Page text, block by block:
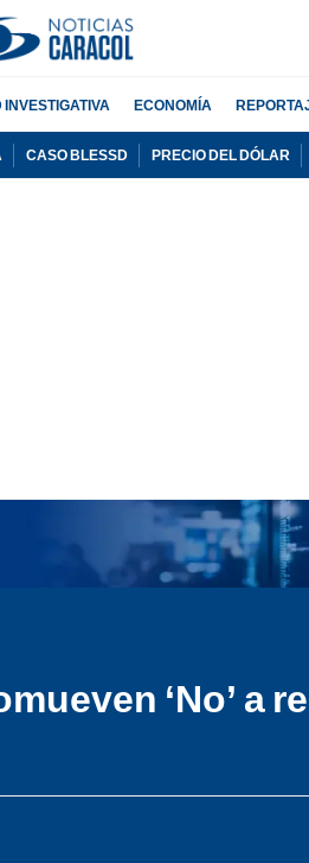
ECONOMÍA
CASO BLESSD PRECIO DEL DÓLAR
‘No’ a